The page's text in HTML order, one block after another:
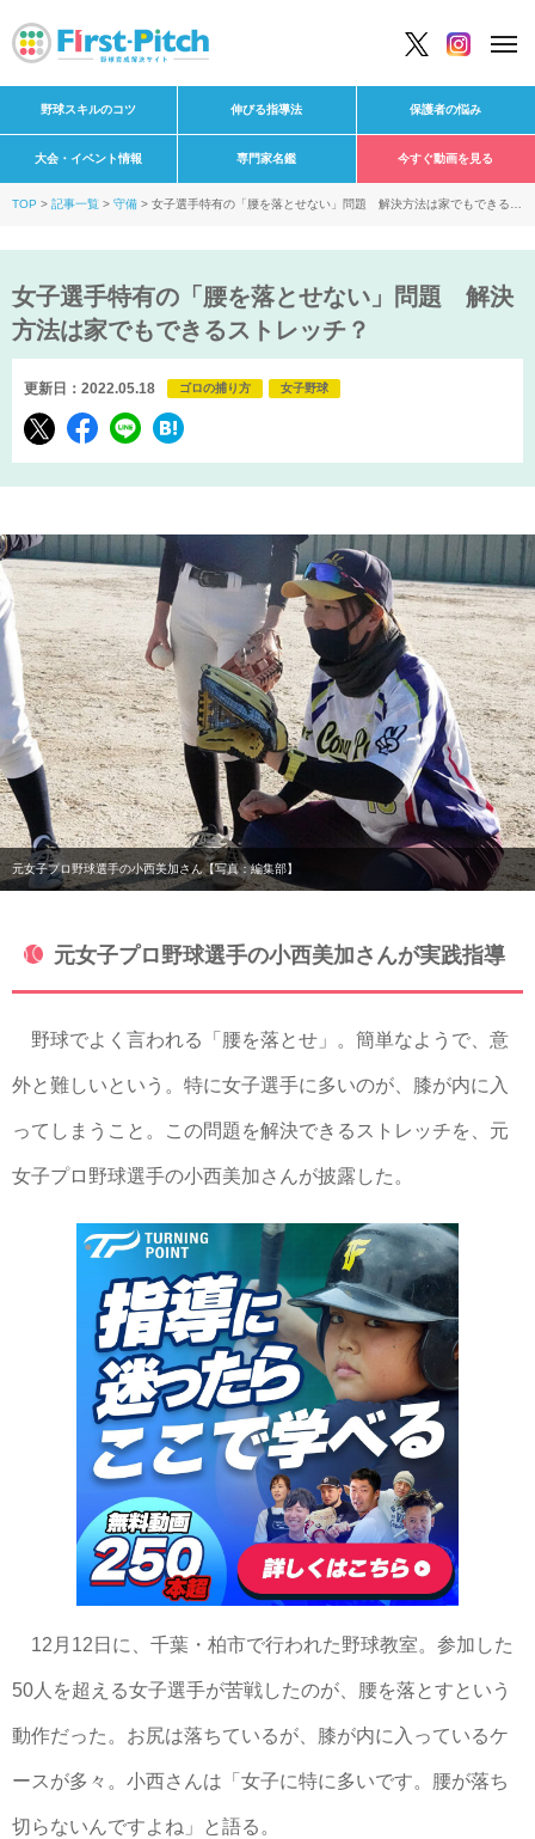
野球スキルのコツ 伸びる指導法 保護者の悩み
大会・イベント情報 専門家名鑑 今すぐ動画を見る
TOP 記事一覧 守備
女子選手特有の「腰を落とせない」問題 解決方法は家でもできるス
女子選手特有の「腰を落とせない」問題 解決
方法は家でもできるストレッチ？
更新日：2022.05.18 ゴロの捕り方 女子野球
元女子プロ野球選手の小西美加さん【写真：編集部】
元女子プロ野球選手の小西美加さんが実践指導
野球でよく言われる「腰を落とせ」。簡単なようで、意
外と難しいという。特に女子選手に多いのが、膝が内に入
ってしまうこと。この問題を解決できるストレッチを、元
女子プロ野球選手の小西美加さんが披露した。
12月12日に、千葉・柏市で行われた野球教室。参加した
50人を超える女子選手が苦戦したのが、腰を落とすという
動作だった。お尻は落ちているが、膝が内に入っているケ
ースが多々。小西さんは「女子に特に多いです。腰が落ち
切らないんですよね」と語る。